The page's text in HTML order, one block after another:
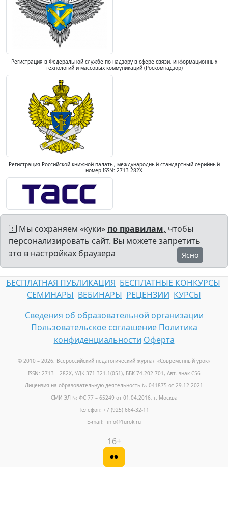
Регистрация в Федеральной службе по надзору в сфере связи, информационных
технологий и массовых коммуникаций (Роскомнадзор)
Регистрация Российской книжной палаты, международный стандартный серийный
номер ISSN: 2713-282X
Мы сохраняем «куки» по правилам, чтобы
персонализировать сайт. Вы можете запретить
это в настройках браузера
Ясно
БЕСПЛАТНАЯ ПУБЛИКАЦИЯ БЕСПЛАТНЫЕ КОНКУРСЫ
СЕМИНАРЫ ВЕБИНАРЫ РЕЦЕНЗИИ КУРСЫ
Сведения об образовательной организации
Пользовательское соглашение Политика
конфиденциальности Оферта
© 2010 – 2026, Всероссийский педагогический журнал «Современный урок»
ISSN: 2713 – 282X, УДК 371.321.1(051), ББК 74.202.701, Авт. знак С56
Лицензия на образовательную деятельность № 041875 от 29.12.2021
СМИ ЭЛ № ФС 77 – 65249 от 01.04.2016, г. Москва
Телефон: +7 (925) 664-32-11
E-mail: info@1urok.ru
16+